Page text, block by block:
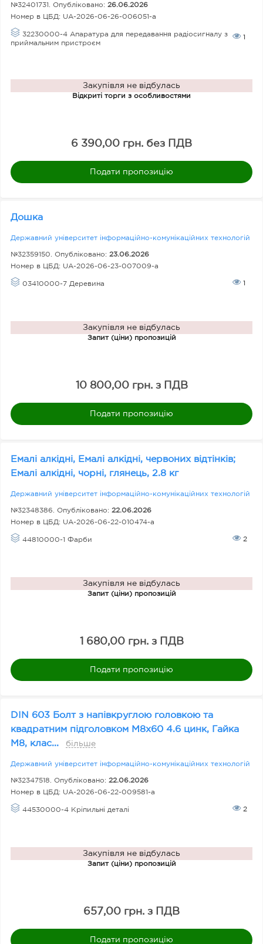
№32401731. Опубліковано: 26.06.2026
Номер в ЦБД: UA-2026-06-26-006051-a
32230000-4 Апаратура для передавання радіосигналу з
приймальним пристроєм
1
Закупівля не відбулась
Відкриті торги з особливостями
6 390,00 грн. без ПДВ
Подати пропозицію
Дошка
Державний університет інформаційно-комунікаційних технологій
№32359150. Опубліковано: 23.06.2026
Номер в ЦБД: UA-2026-06-23-007009-a
03410000-7 Деревина 1
Закупівля не відбулась
Запит (ціни) пропозицій
10 800,00 грн. з ПДВ
Подати пропозицію
Емалі алкідні, Емалі алкідні, червоних відтінків;
Емалі алкідні, чорні, глянець, 2.8 кг
Державний університет інформаційно-комунікаційних технологій
№32348386. Опубліковано: 22.06.2026
Номер в ЦБД: UA-2026-06-22-010474-a
44810000-1 Фарби 2
Закупівля не відбулась
Запит (ціни) пропозицій
1 680,00 грн. з ПДВ
Подати пропозицію
DIN 603 Болт з напівкруглою головкою та
квадратним підголовком M8x60 4.6 цинк, Гайка
М8, клас...
більше
Державний університет інформаційно-комунікаційних технологій
№32347518. Опубліковано: 22.06.2026
Номер в ЦБД: UA-2026-06-22-009581-a
44530000-4 Кріпильні деталі 2
Закупівля не відбулась
Запит (ціни) пропозицій
657,00 грн. з ПДВ
Подати пропозицію